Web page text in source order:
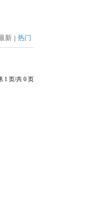
新 热门
1 页/共 0 页